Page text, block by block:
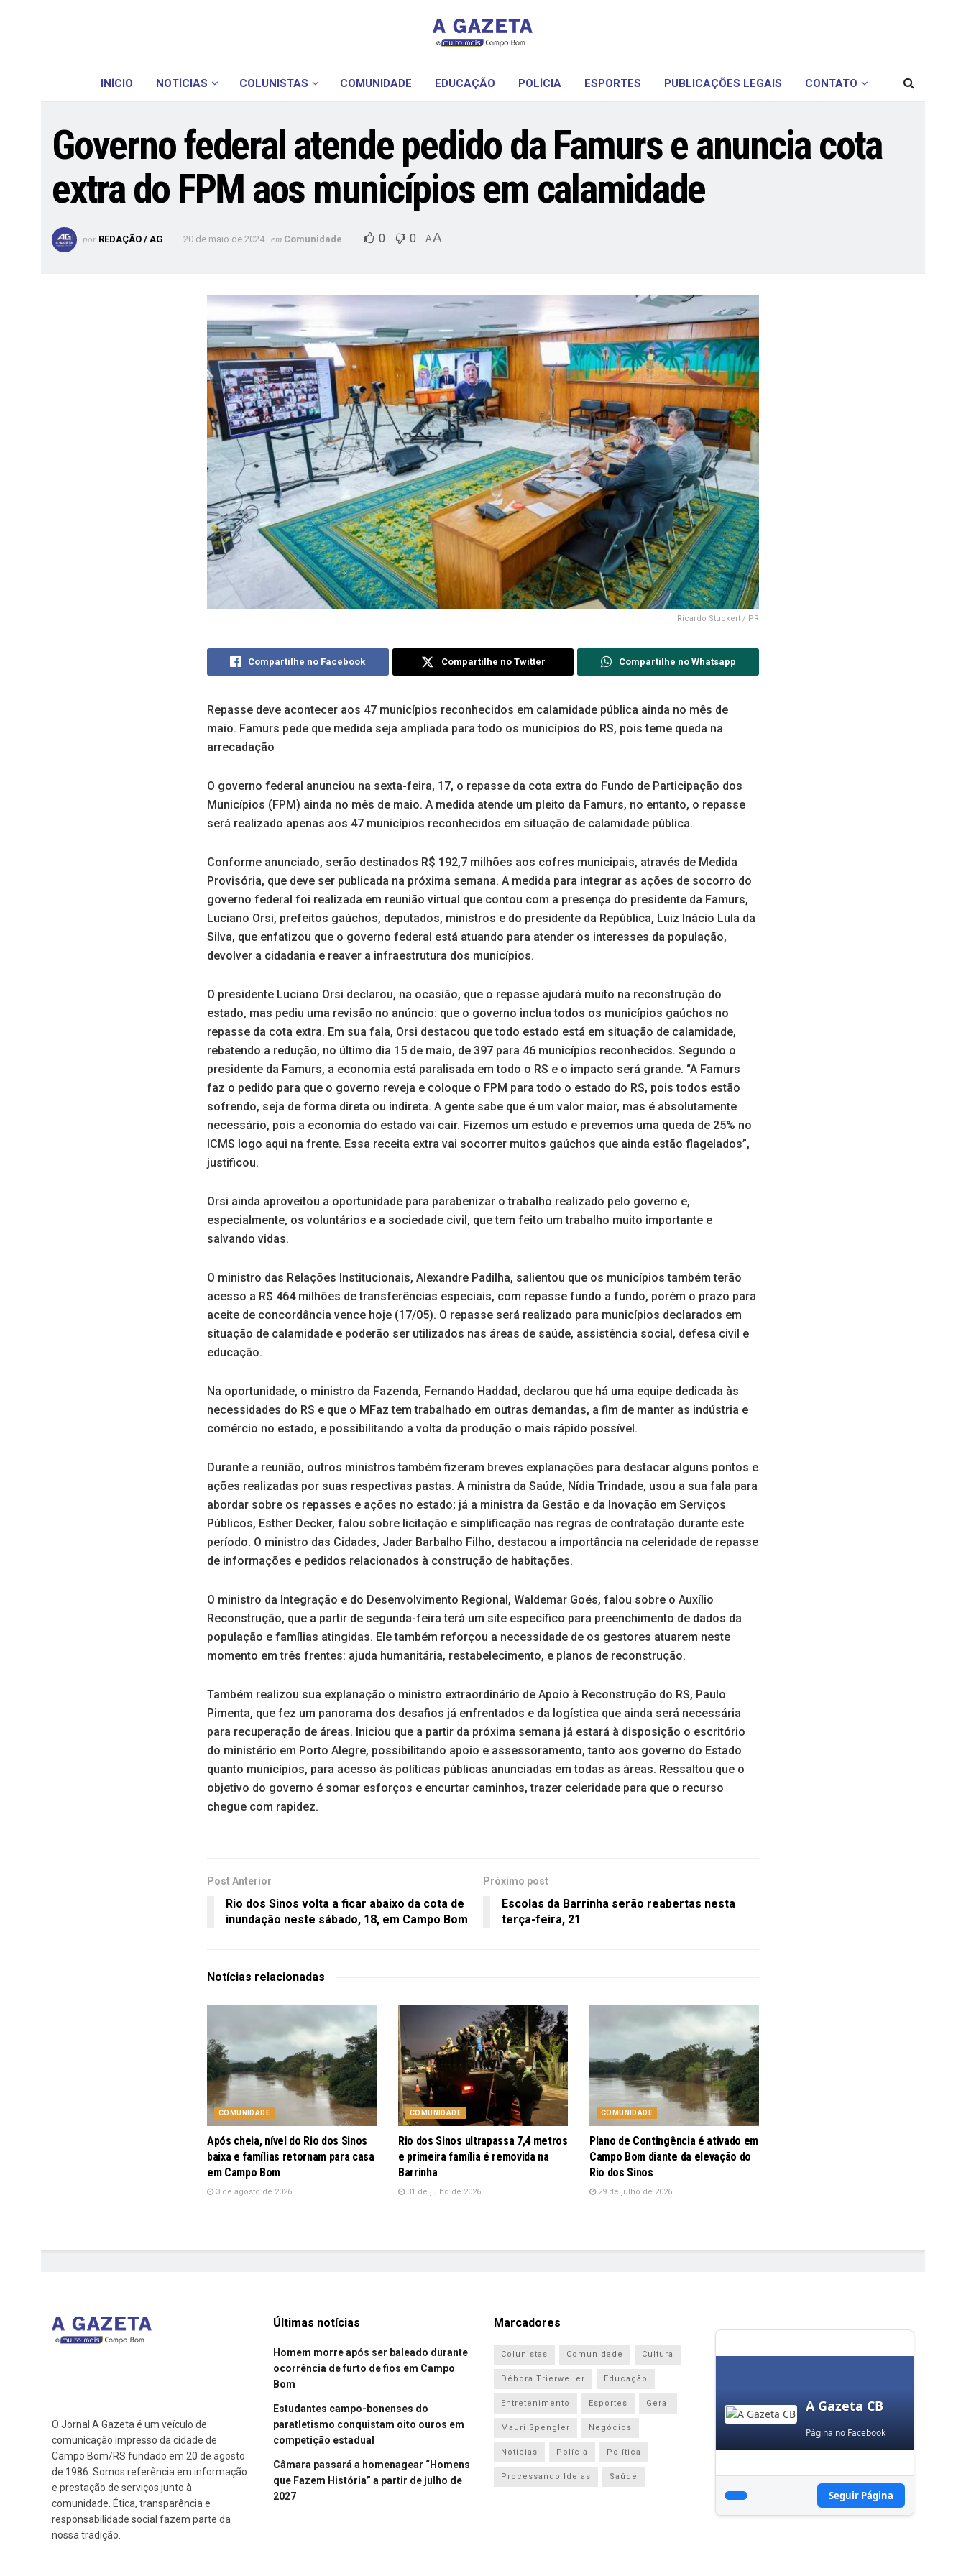
INÍCIO NOTÍCIAS COLUNISTAS COMUNIDADE EDUCAÇÃO POLÍCIA ESPORTES PUBLICAÇÕES LEGAIS CONTATO
Governo federal atende pedido da Famurs e anuncia cota
extra do FPM aos municípios em calamidade
por REDAÇÃO / AG 20 de maio de 2024 em Comunidade 0 0 AA
Ricardo Stuckert / PR
Compartilhe no Facebook Compartilhe no Twitter Compartilhe no Whatsapp
Repasse deve acontecer aos 47 municípios reconhecidos em calamidade pública ainda no mês de
maio. Famurs pede que medida seja ampliada para todo os municípios do RS, pois teme queda na
arrecadação
O governo federal anunciou na sexta-feira, 17, o repasse da cota extra do Fundo de Participação dos
Municípios (FPM) ainda no mês de maio. A medida atende um pleito da Famurs, no entanto, o repasse
será realizado apenas aos 47 municípios reconhecidos em situação de calamidade pública.
Conforme anunciado, serão destinados R$ 192,7 milhões aos cofres municipais, através de Medida
Provisória, que deve ser publicada na próxima semana. A medida para integrar as ações de socorro do
governo federal foi realizada em reunião virtual que contou com a presença do presidente da Famurs,
Luciano Orsi, prefeitos gaúchos, deputados, ministros e do presidente da República, Luiz Inácio Lula da
Silva, que enfatizou que o governo federal está atuando para atender os interesses da população,
devolver a cidadania e reaver a infraestrutura dos municípios.
O presidente Luciano Orsi declarou, na ocasião, que o repasse ajudará muito na reconstrução do
estado, mas pediu uma revisão no anúncio: que o governo inclua todos os municípios gaúchos no
repasse da cota extra. Em sua fala, Orsi destacou que todo estado está em situação de calamidade,
rebatendo a redução, no último dia 15 de maio, de 397 para 46 municípios reconhecidos. Segundo o
presidente da Famurs, a economia está paralisada em todo o RS e o impacto será grande. “A Famurs
faz o pedido para que o governo reveja e coloque o FPM para todo o estado do RS, pois todos estão
sofrendo, seja de forma direta ou indireta. A gente sabe que é um valor maior, mas é absolutamente
necessário, pois a economia do estado vai cair. Fizemos um estudo e prevemos uma queda de 25% no
ICMS logo aqui na frente. Essa receita extra vai socorrer muitos gaúchos que ainda estão flagelados”,
justificou.
Orsi ainda aproveitou a oportunidade para parabenizar o trabalho realizado pelo governo e,
especialmente, os voluntários e a sociedade civil, que tem feito um trabalho muito importante e
salvando vidas.
O ministro das Relações Institucionais, Alexandre Padilha, salientou que os municípios também terão
acesso a R$ 464 milhões de transferências especiais, com repasse fundo a fundo, porém o prazo para
aceite de concordância vence hoje (17/05). O repasse será realizado para municípios declarados em
situação de calamidade e poderão ser utilizados nas áreas de saúde, assistência social, defesa civil e
educação.
Na oportunidade, o ministro da Fazenda, Fernando Haddad, declarou que há uma equipe dedicada às
necessidades do RS e que o MFaz tem trabalhado em outras demandas, a fim de manter as indústria e
comércio no estado, e possibilitando a volta da produção o mais rápido possível.
Durante a reunião, outros ministros também fizeram breves explanações para destacar alguns pontos e
ações realizadas por suas respectivas pastas. A ministra da Saúde, Nídia Trindade, usou a sua fala para
abordar sobre os repasses e ações no estado; já a ministra da Gestão e da Inovação em Serviços
Públicos, Esther Decker, falou sobre licitação e simplificação nas regras de contratação durante este
período. O ministro das Cidades, Jader Barbalho Filho, destacou a importância na celeridade de repasse
de informações e pedidos relacionados à construção de habitações.
O ministro da Integração e do Desenvolvimento Regional, Waldemar Goés, falou sobre o Auxílio
Reconstrução, que a partir de segunda-feira terá um site específico para preenchimento de dados da
população e famílias atingidas. Ele também reforçou a necessidade de os gestores atuarem neste
momento em três frentes: ajuda humanitária, restabelecimento, e planos de reconstrução.
Também realizou sua explanação o ministro extraordinário de Apoio à Reconstrução do RS, Paulo
Pimenta, que fez um panorama dos desafios já enfrentados e da logística que ainda será necessária
para recuperação de áreas. Iniciou que a partir da próxima semana já estará à disposição o escritório
do ministério em Porto Alegre, possibilitando apoio e assessoramento, tanto aos governo do Estado
quanto municípios, para acesso às políticas públicas anunciadas em todas as áreas. Ressaltou que o
objetivo do governo é somar esforços e encurtar caminhos, trazer celeridade para que o recurso
chegue com rapidez.
Post Anterior
Rio dos Sinos volta a ficar abaixo da cota de
inundação neste sábado, 18, em Campo Bom
Próximo post
Escolas da Barrinha serão reabertas nesta
terça-feira, 21
Notícias relacionadas
COMUNIDADE
Após cheia, nível do Rio dos Sinos
baixa e famílias retornam para casa
em Campo Bom
3 de agosto de 2026
COMUNIDADE
Rio dos Sinos ultrapassa 7,4 metros
e primeira família é removida na
Barrinha
31 de julho de 2026
COMUNIDADE
Plano de Contingência é ativado em
Campo Bom diante da elevação do
Rio dos Sinos
29 de julho de 2026
O Jornal A Gazeta é um veículo de
comunicação impresso da cidade de
Campo Bom/RS fundado em 20 de agosto
de 1986. Somos referência em informação
e prestação de serviços junto à
comunidade. Ética, transparência e
responsabilidade social fazem parte da
nossa tradição.
Últimas notícias
Homem morre após ser baleado durante
ocorrência de furto de fios em Campo
Bom
Estudantes campo-bonenses do
paratletismo conquistam oito ouros em
competição estadual
Câmara passará a homenagear “Homens
que Fazem História” a partir de julho de
2027
Marcadores
Colunistas Comunidade Cultura
Débora Trierweiler Educação
Entretenimento Esportes Geral
Mauri Spengler Negócios
Notícias Polícia Política
Processando Ideias Saúde
A Gazeta CB
Página no Facebook
Seguir Página